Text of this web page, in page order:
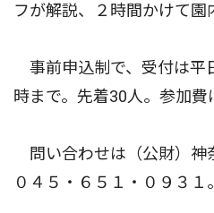
フが解説、２時間かけて園
事前申込制で、受付は平
時まで。先着30人。参加費
問い合わせは（公財）神
０４５・６５１・０９３１。